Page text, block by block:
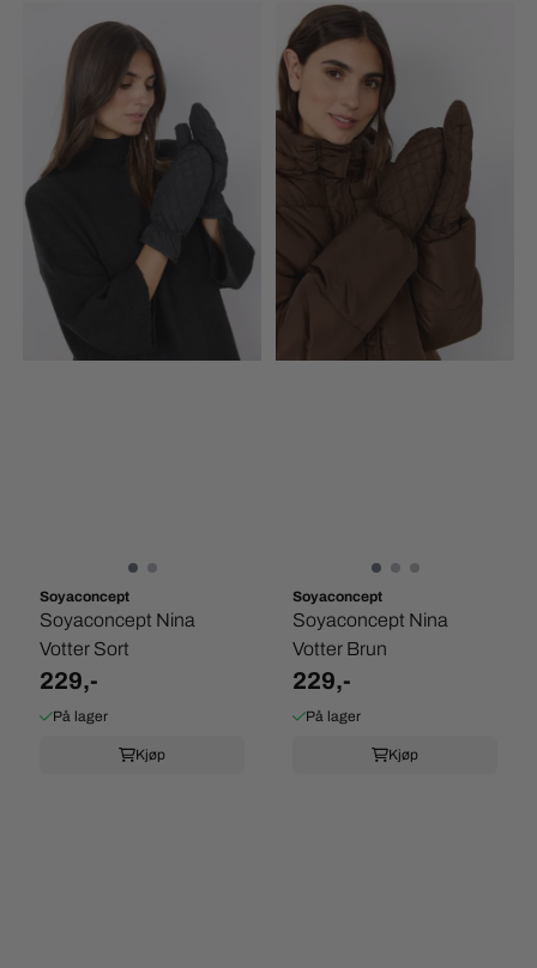
Soyaconcept
Soyaconcept Nina
Votter Sort
229,-
På lager
Kjøp
Soyaconcept
Soyaconcept Nina
Votter Brun
229,-
På lager
Kjøp